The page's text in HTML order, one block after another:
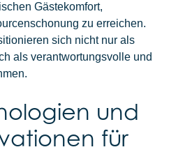
Gästekomfort,
zu erreichen.
sich nicht nur als
als verantwortungsvolle und
und
für